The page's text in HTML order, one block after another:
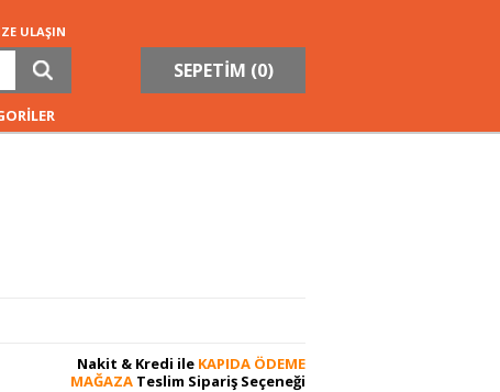
ULAŞIN
SEPETİM (0)
Nakit & Kredi ile KAPIDA ÖDEME
MAĞAZA Teslim Sipariş Seçeneği